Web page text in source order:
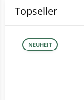
Topseller
NEUHEIT